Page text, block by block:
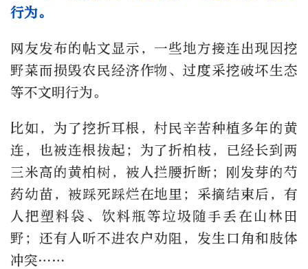
行为。
网友发布的帖文显示，一些地方接连出现因挖
野菜而损毁农民经济作物、过度采挖破坏生态
等不文明行为。
比如，为了挖折耳根，村民辛苦种植多年的黄
连，也被连根拔起；为了折柏枝，已经长到两
三米高的黄柏树，被人拦腰折断；刚发芽的芍
药幼苗，被踩死踩烂在地里；采摘结束后，有
人把塑料袋、饮料瓶等垃圾随手丢在山林田
野；还有人听不进农户劝阻，发生口角和肢体
冲突……